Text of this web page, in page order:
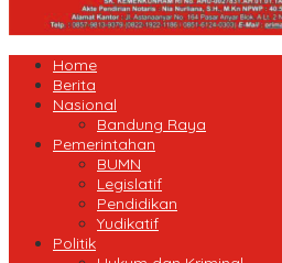
Home
Berita
Nasional
Bandung Raya
Pemerintahan
BUMN
Legislatif
Pendidikan
Yudikatif
Politik